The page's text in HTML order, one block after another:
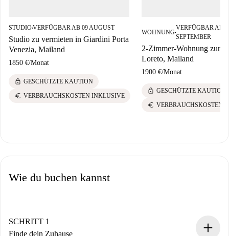
STUDIO■VERFÜGBAR AB 09 AUGUST
Studio zu vermieten in Giardini Porta
Venezia, Mailand
1850 €/Monat
lock GESCHÜTZTE KAUTION
euro VERBRAUCHSKOSTEN INKLUSIVE
WOHNUNG■
VERFÜGBAR AB
SEPTEMBER
2-Zimmer-Wohnung zur
Loreto, Mailand
1900 €/Monat
lock GESCHÜTZTE KAUTION
euro VERBRAUCHSKOSTEN
Wie du buchen kannst
SCHRITT 1
Finde dein Zuhause